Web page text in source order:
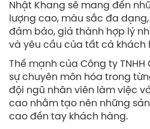
Nhật Khang sẽ mang đến
lượng cao, màu sắc đa
đảm bảo, giá thành hợp lý
và yêu cầu của tất cả khách
Thế mạnh của Công ty
sự chuyên môn hóa trong
đội ngũ nhân viên làm việc
cao nhằm tạo nên những
cao đến tay khách hàng.